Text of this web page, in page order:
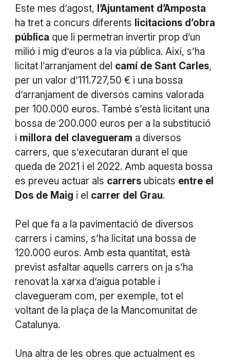
Este mes d’agost, l’Ajuntament d’Amposta
ha tret a concurs diferents licitacions d’obra
pública que li permetran invertir prop d’un
milió i mig d’euros a la via pública. Així, s’ha
licitat l’arranjament del camí de Sant Carles,
per un valor d’111.727,50 € i una bossa
d’arranjament de diversos camins valorada
per 100.000 euros. També s’està licitant una
bossa de 200.000 euros per a la substitució
i millora del clavegueram a diversos
carrers, que s’executaran durant el que
queda de 2021 i el 2022. Amb aquesta bossa
es preveu actuar als carrersubicats entre el
Dos de Maig i el carrer del Grau.
Pel que fa a la pavimentació de diversos
carrers i camins, s’ha licitat una bossa de
120.000 euros. Amb esta quantitat, està
previst asfaltar aquells carrers on ja s’ha
renovat la xarxa d’aigua potable i
clavegueram com, per exemple, tot el
voltant de la plaça de la Mancomunitat de
Catalunya.
Una altra de les obres que actualment es